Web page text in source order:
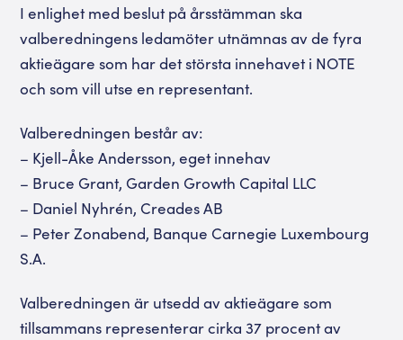
I enlighet med beslut på årsstämman ska
valberedningens ledamöter utnämnas av de fyra
aktieägare som har det största innehavet i NOTE
och som vill utse en representant.
Valberedningen består av:
– Kjell-Åke Andersson, eget innehav
– Bruce Grant, Garden Growth Capital LLC
– Daniel Nyhrén, Creades AB
– Peter Zonabend, Banque Carnegie Luxembourg
S.A.
Valberedningen är utsedd av aktieägare som
tillsammans representerar cirka 37 procent av